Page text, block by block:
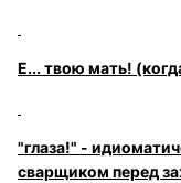
Е... твою мать!
"глаза!" -
сварщиком перед